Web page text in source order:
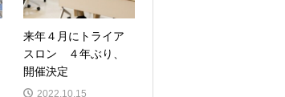
来年４月にトライア
スロン ４年ぶり、
開催決定
2022.10.15